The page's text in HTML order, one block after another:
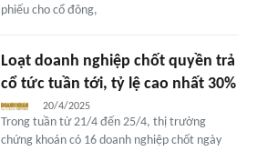
phiếu cho cổ đông,
Loạt doanh nghiệp chốt quyền trả
cổ tức tuần tới, tỷ lệ cao nhất 30%
20/4/2025
Trong tuần từ 21/4 đến 25/4, thị trường
chứng khoán có 16 doanh nghiệp chốt ngày